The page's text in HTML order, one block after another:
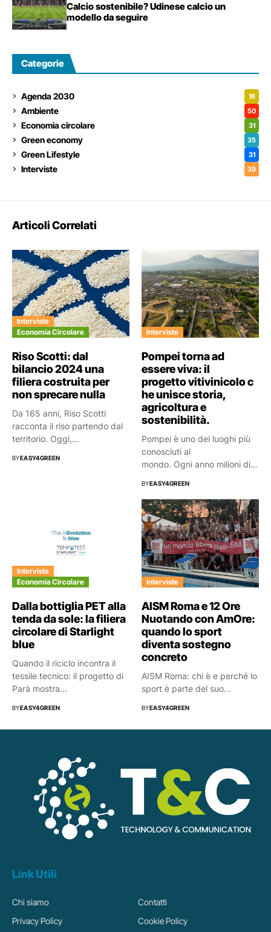
Calcio sostenibile? Udinese calcio un
modello da seguire
Categorie
Agenda 2030 16
Ambiente 50
Economia circolare 31
Green economy 35
Green Lifestyle 31
Interviste 39
Articoli Correlati
Interviste
Economia Circolare
Riso Scotti: dal
bilancio 2024 una
filiera costruita per
non sprecare nulla
Da 165 anni, Riso Scotti
racconta il riso partendo dal
territorio. Oggi,...
BYEASY4GREEN
Interviste
Pompei torna ad
essere viva: il
progetto vitivinicolo c
he unisce storia,
agricoltura e
sostenibilità.
Pompei è uno dei luoghi più
conosciuti al
mondo. Ogni anno milioni di
BYEASY4GREEN
Interviste
Economia Circolare
Dalla bottiglia PET alla
tenda da sole: la filiera
circolare di Starlight
blue
Quando il riciclo incontra il
tessile tecnico: il progetto di
Parà mostra...
BYEASY4GREEN
Interviste
AISM Roma e 12 Ore
Nuotando con AmOre:
quando lo sport
diventa sostegno
concreto
AISM Roma: chi è e perché lo
sport è parte del suo...
BYEASY4GREEN
Link Utili
Chi siamo
Contatti
Privacy Policy
Cookie Policy